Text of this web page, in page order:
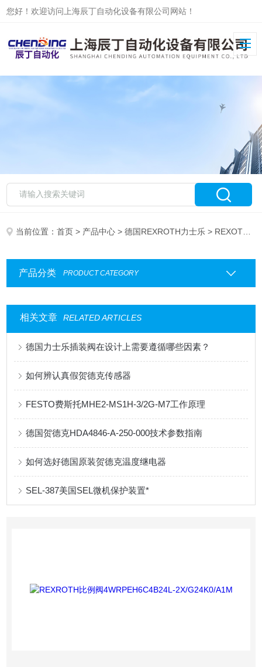
您好！欢迎访问上海辰丁自动化设备有限公司网站！
当前位置：首页 > 产品中心 >德国REXROTH力士乐 > REXOTH力士乐比例阀
产品分类 PRODUCT CATEGORY
相关文章 RELATED ARTICLES
德国力士乐插装阀在设计上需要遵循哪些因素？
如何辨认真假贺德克传感器
FESTO费斯托MHE2-MS1H-3/2G-M7工作原理
德国贺德克HDA4846-A-250-000技术参数指南
如何选好德国原装贺德克温度继电器
SEL-387美国SEL微机保护装置*